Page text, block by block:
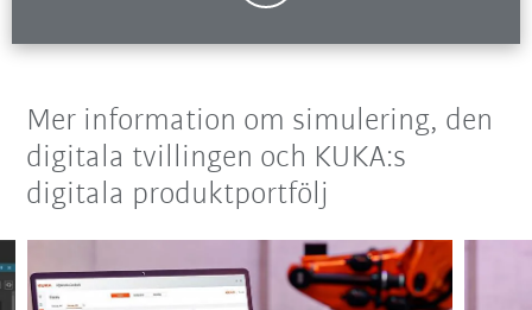
Mer information om simulering, den
digitala tvillingen och KUKA:s
digitala produktportfölj